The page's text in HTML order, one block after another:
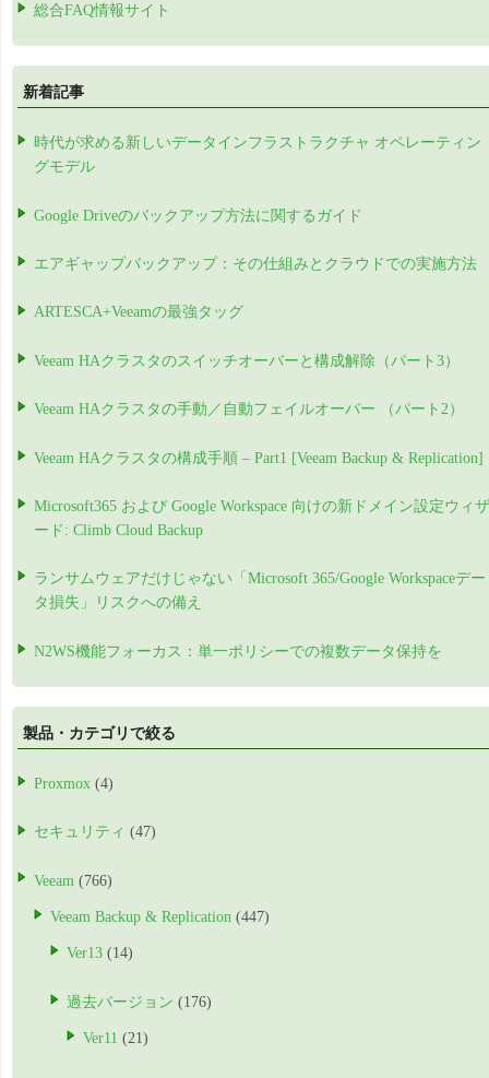
総合FAQ情報サイト
新着記事
時代が求める新しいデータインフラストラクチャ オペレーティン
グモデル
Google Driveのバックアップ方法に関するガイド
エアギャップバックアップ：その仕組みとクラウドでの実施方法
ARTESCA+Veeamの最強タッグ
Veeam HAクラスタのスイッチオーバーと構成解除（パート3）
Veeam HAクラスタの手動／自動フェイルオーバー （パート2）
Veeam HAクラスタの構成手順 – Part1 [Veeam Backup & Replication]
Microsoft365 および Google Workspace 向けの新ドメイン設定ウィザ
ード: Climb Cloud Backup
ランサムウェアだけじゃない「Microsoft 365/Google Workspaceデー
タ損失」リスクへの備え
N2WS機能フォーカス：単一ポリシーでの複数データ保持を
製品・カテゴリで絞る
Proxmox (4)
セキュリティ (47)
Veeam (766)
Veeam Backup & Replication (447)
Ver13 (14)
過去バージョン (176)
Ver11 (21)